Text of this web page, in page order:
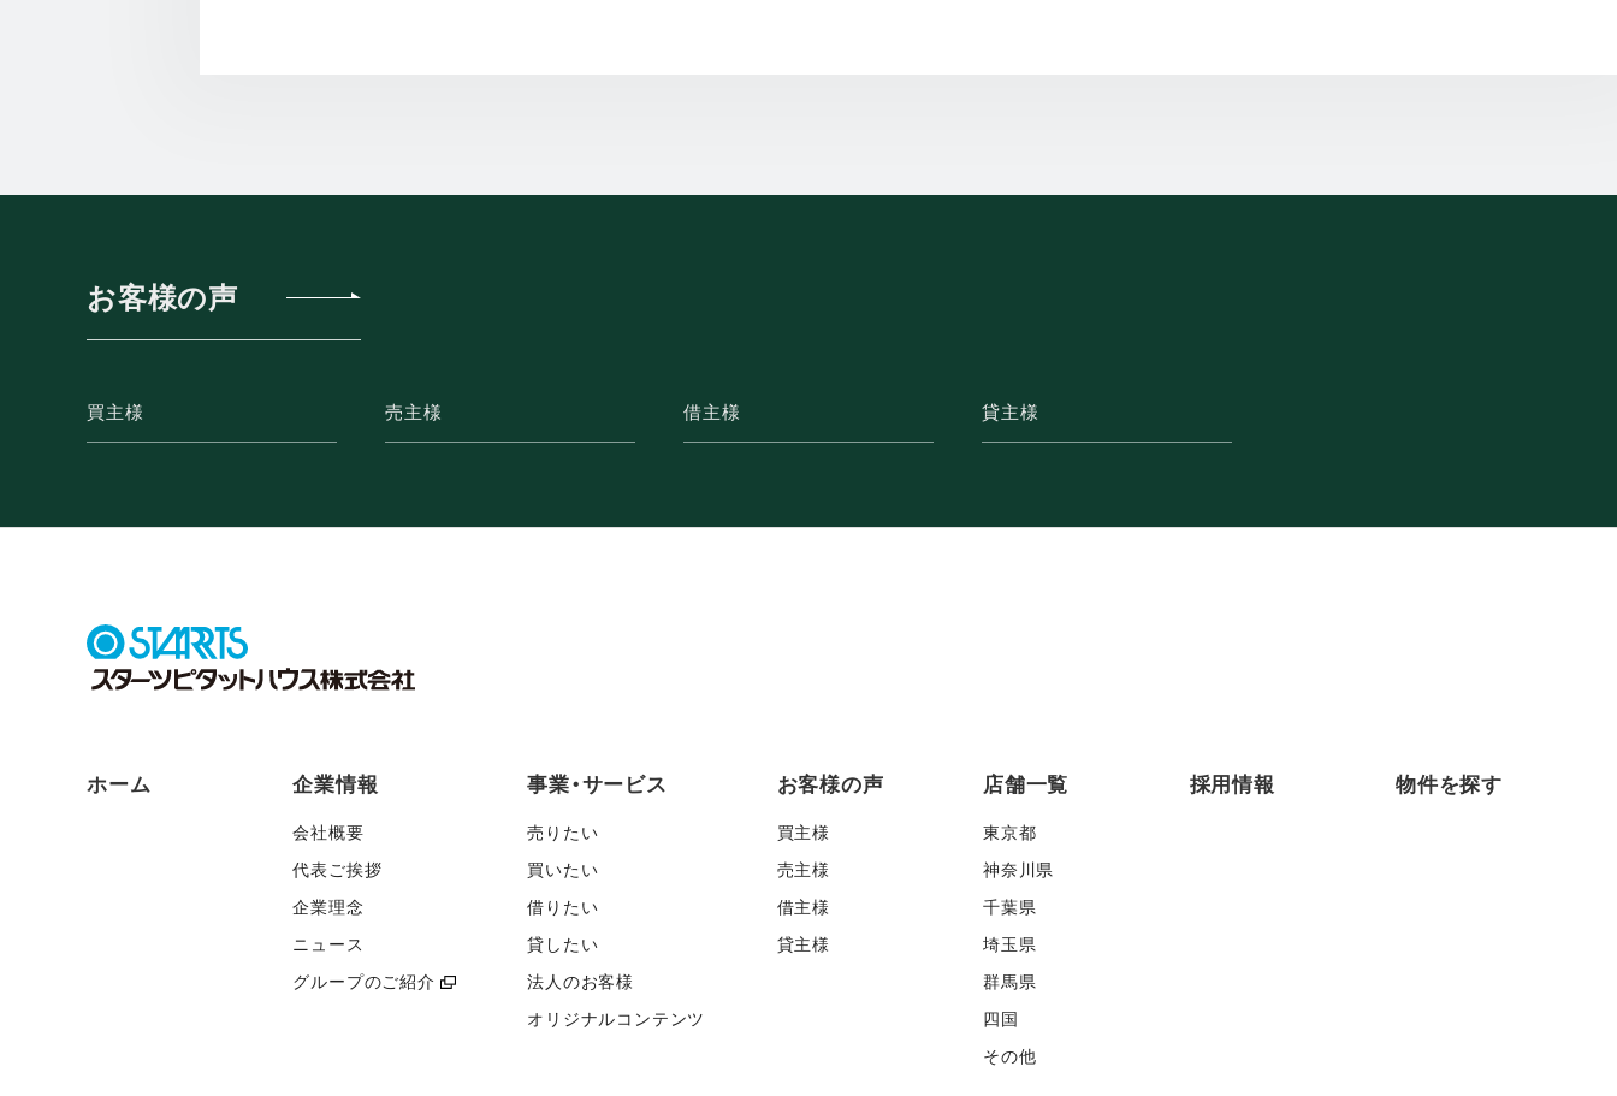
お客様の声
買主様 売主様 借主様 貸主様
ホーム 企業情報
会社概要
代表ご挨拶
企業理念
ニュース
グループのご紹介
事業・サービス
売りたい
買いたい
借りたい
貸したい
法人のお客様
オリジナルコンテンツ
お客様の声
買主様
売主様
借主様
貸主様
店舗一覧
東京都
神奈川県
千葉県
埼玉県
群馬県
四国
その他
採用情報 物件を探す